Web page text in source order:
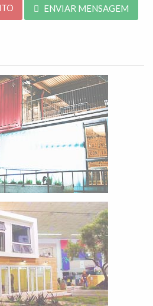
ENVIAR MENSAGEM